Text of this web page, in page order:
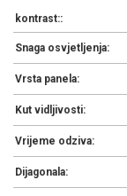
kontrast::
Snaga osvjetljenja:
Vrsta panela:
Kut vidljivosti:
Vrijeme odziva:
Dijagonala: